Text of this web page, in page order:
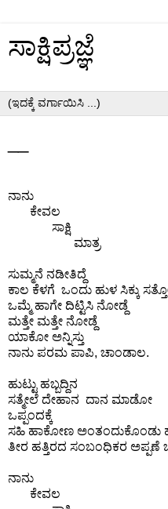
ಸಾಕ್ಷಿಪ್ರಜ್ಞೆ
ನಾನು
ಕೇವಲ
ಸಾಕ್ಷಿ
ಮಾತ್ರ
ಸುಮ್ಮನೆ ನಡೀತಿದ್ದೆ
ಕಾಲ ಕೆಳಗೆ ಒಂದು ಹುಳ ಸಿಕ್ಕು
ಒಮ್ಮೆ ಹಾಗೇ ದಿಟ್ಟಿಸಿ ನೋಡ್ದೆ
ಮತ್ತೇ ಮತ್ತೇ ನೋಡ್ದೆ
ಯಾಕೋ ಅನ್ನಿಸ್ತು
ನಾನು ಪರಮ ಪಾಪಿ, ಚಾಂಡಾಲ.
ಹುಟ್ಟು ಹಬ್ಬದ್ದಿನ
ಸತ್ಮೇಲೆ ದೇಹಾನ ದಾನ ಮಾಡೋ
ಒಪ್ಪಂದಕ್ಕೆ
ಸಹಿ ಹಾಕೋಣ
ತೀರ ಹತ್ತಿರದ ಸಂಬಂಧಿಕರ ಅಪ್ಪಣೆ
ನಾನು
ಕೇವಲ